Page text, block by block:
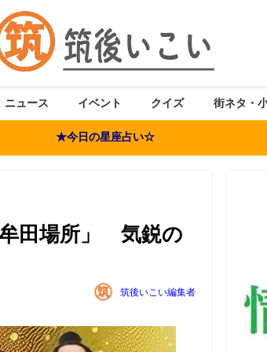
ニュース イベント クイズ 街ネタ・
★今日の星座占い☆
田場所」 気鋭の
筑後いこい編集者